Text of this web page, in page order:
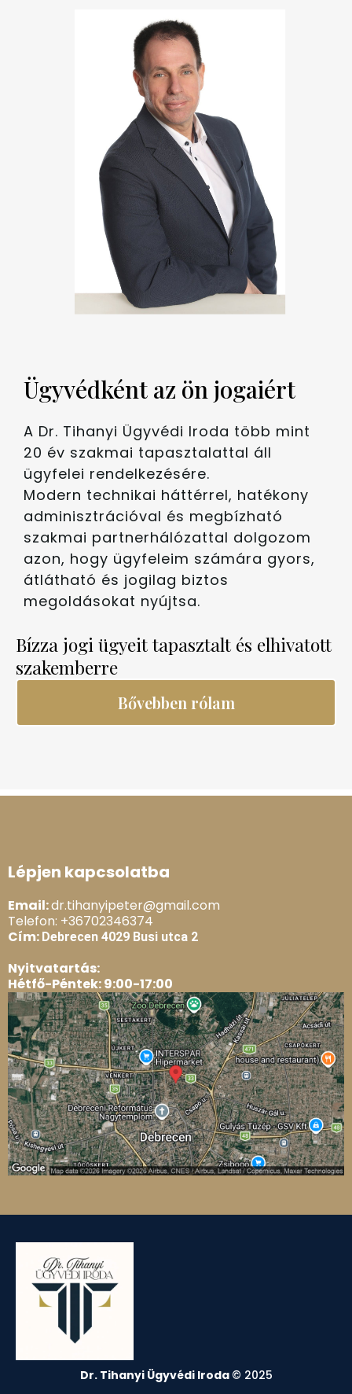
Ügyvédként az ön jogaiért
A Dr. Tihanyi Ügyvédi Iroda több mint
20 év szakmai tapasztalattal áll
ügyfelei rendelkezésére.
Modern technikai háttérrel, hatékony
adminisztrációval és megbízható
szakmai partnerhálózattal dolgozom
azon, hogy ügyfeleim számára gyors,
átlátható és jogilag biztos
megoldásokat nyújtsa.
Bízza jogi ügyeit tapasztalt és elhivatott
szakemberre
Bővebben rólam
Lépjen kapcsolatba
Email:dr.tihanyipeter@gmail.com
Telefon: +36702346374
Cím: Debrecen 4029 Busi utca 2
Nyitvatartás:
Hétfő-Péntek: 9:00-17:00
Dr. Tihanyi Ügyvédi Iroda © 2025